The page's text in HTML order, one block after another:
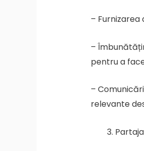
–
–
pentru a
–
relevante